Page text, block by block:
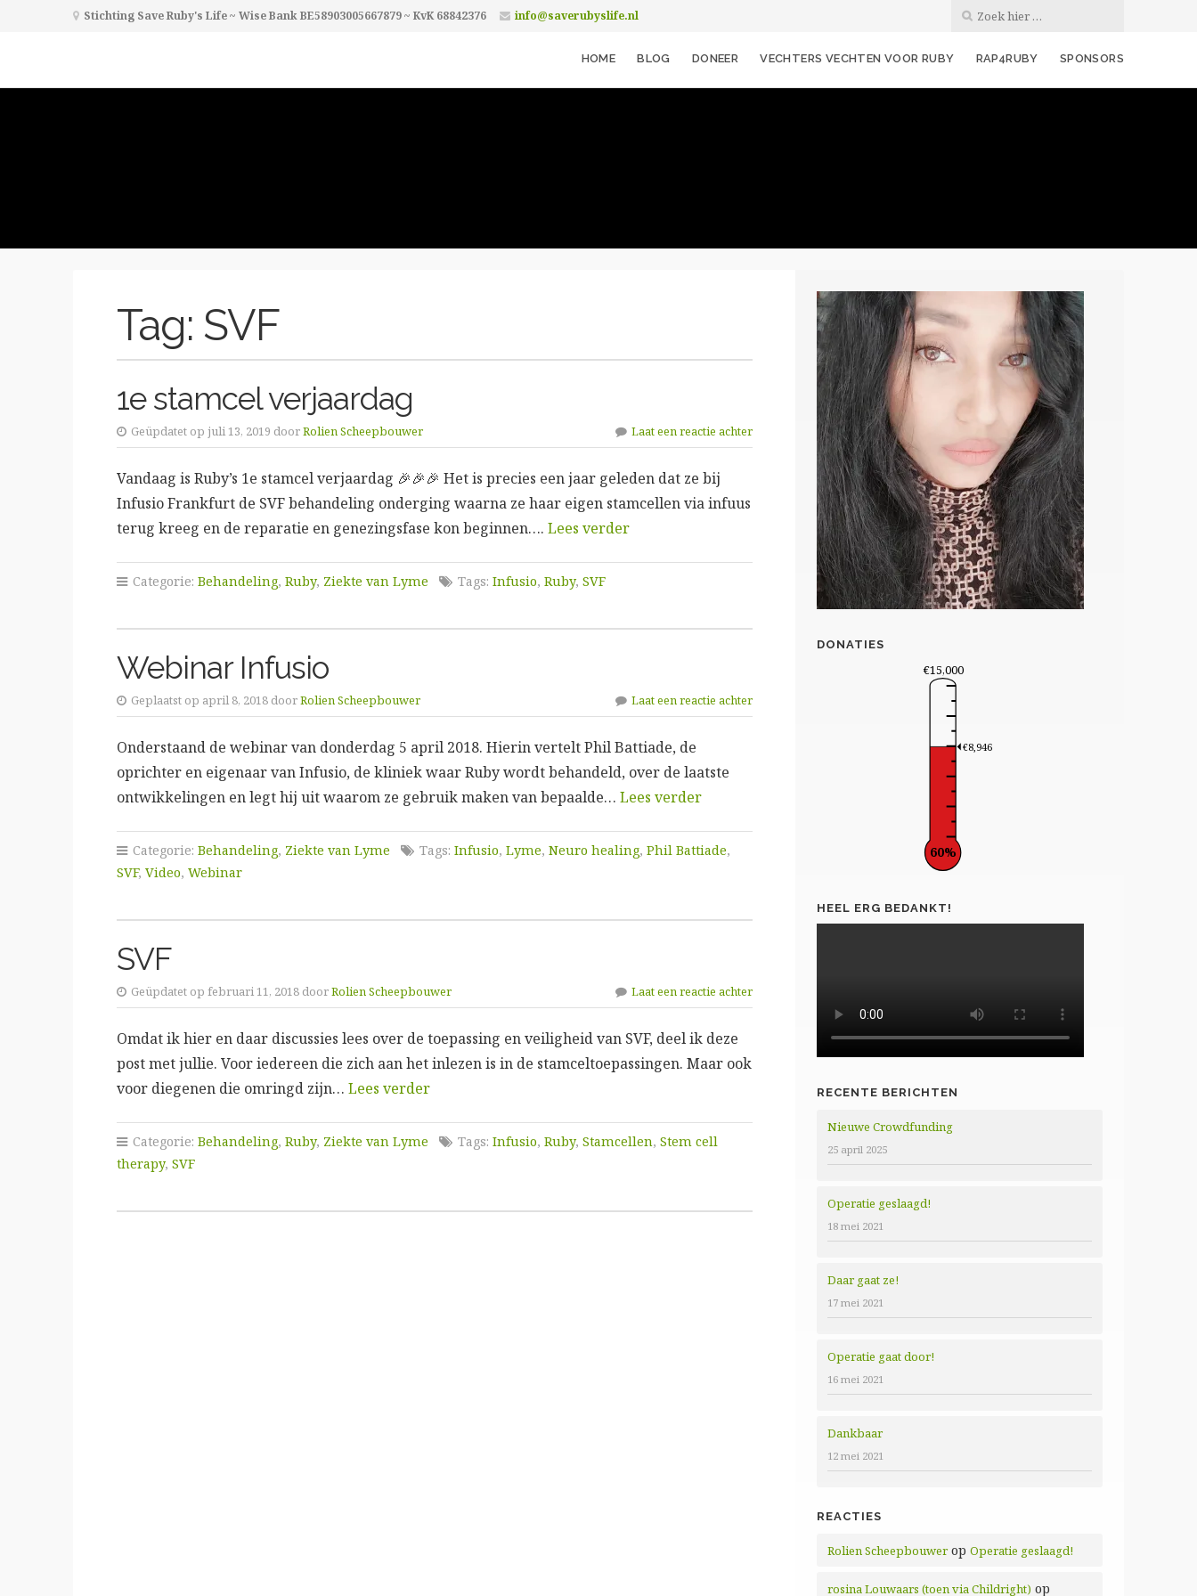
Stichting Save Ruby's Life ~ Wise Bank BE58903005667879 ~ KvK 68842376 info@saverubyslife.nl
HOME BLOG DONEER VECHTERS VECHTEN VOOR RUBY RAP4RUBY SPONSORS
Tag: SVF
1e stamcel verjaardag
Geüpdatet op juli 13, 2019 doorRolien Scheepbouwer Laat een reactie achter
Vandaag is Ruby’s 1e stamcel verjaardag 🎉🎉🎉 Het is precies een jaar geleden dat ze bij
Infusio Frankfurt de SVF behandeling onderging waarna ze haar eigen stamcellen via infuus
terug kreeg en de reparatie en genezingsfase kon beginnen…. Lees verder
Categorie: Behandeling, Ruby, Ziekte van Lyme Tags: Infusio, Ruby, SVF
Webinar Infusio
Geplaatst op april 8, 2018 doorRolien Scheepbouwer Laat een reactie achter
Onderstaand de webinar van donderdag 5 april 2018. Hierin vertelt Phil Battiade, de
oprichter en eigenaar van Infusio, de kliniek waar Ruby wordt behandeld, over de laatste
ontwikkelingen en legt hij uit waarom ze gebruik maken van bepaalde… Lees verder
Categorie: Behandeling, Ziekte van Lyme Tags: Infusio, Lyme, Neuro healing, Phil Battiade,
SVF, Video, Webinar
SVF
Geüpdatet op februari 11, 2018 doorRolien Scheepbouwer Laat een reactie achter
Omdat ik hier en daar discussies lees over de toepassing en veiligheid van SVF, deel ik deze
post met jullie. Voor iedereen die zich aan het inlezen is in de stamceltoepassingen. Maar ook
voor diegenen die omringd zijn… Lees verder
Categorie: Behandeling, Ruby, Ziekte van Lyme Tags: Infusio, Ruby, Stamcellen, Stem cell
therapy, SVF
DONATIES
€15,000
€8,946
60%
HEEL ERG BEDANKT!
RECENTE BERICHTEN
Nieuwe Crowdfunding
25 april 2025
Operatie geslaagd!
18 mei 2021
Daar gaat ze!
17 mei 2021
Operatie gaat door!
16 mei 2021
Dankbaar
12 mei 2021
REACTIES
Rolien Scheepbouwer opOperatie geslaagd!
rosina Louwaars (toen via Childright) op